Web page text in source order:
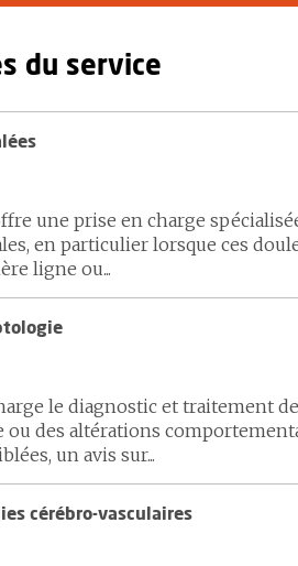
du service
une prise en charge
en particulier lorsque ces
ligne ou...
le diagnostic et traitement
ou des altérations
un avis sur...
cérébro-vasculaires